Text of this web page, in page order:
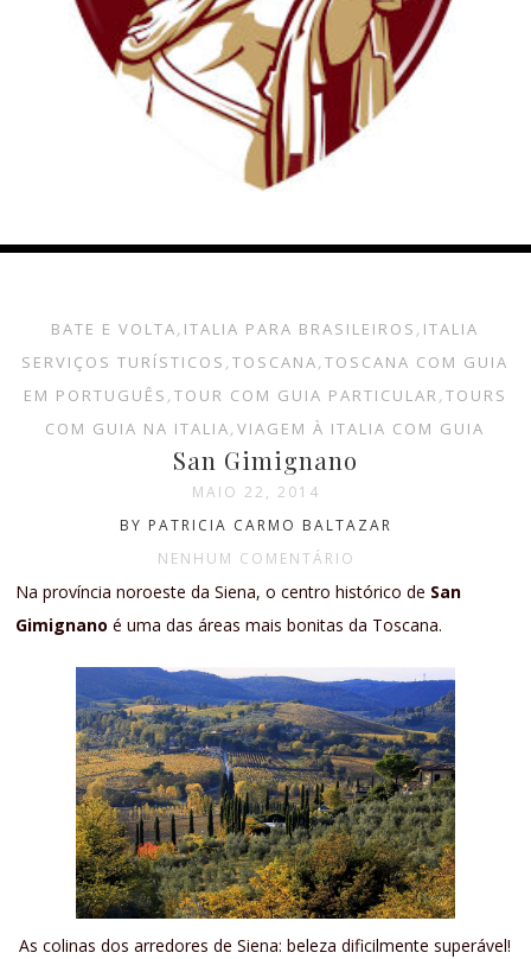
BATE E VOLTA, ITALIA PARA BRASILEIROS , ITALIA
SERVIÇOS TURÍSTICOS ,TOSCANA,TOSCANA COM GUIA
EM PORTUGUÊS , TOUR COM GUIA PARTICULAR, TOURS
COM GUIA NA ITALIA,VIAGEM À ITALIA COM GUIA
San Gimignano
MAIO 22, 2014
BY PATRICIA CARMO BALTAZAR
NENHUM COMENTÁRIO
Na província noroeste da Siena, o centro histórico de San
Gimignano é uma das áreas mais bonitas da Toscana.
As colinas dos arredores de Siena: beleza dificilmente superável!